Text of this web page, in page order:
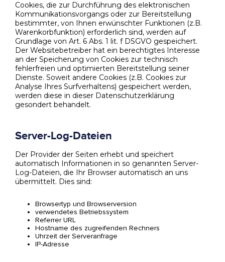
Cookies, die zur Durchführung des elektronischen
Kommunikationsvorgangs oder zur Bereitstellung
bestimmter, von Ihnen erwünschter Funktionen (z.B.
Warenkorbfunktion) erforderlich sind, werden auf
Grundlage von Art. 6 Abs. 1 lit. f DSGVO gespeichert.
Der Websitebetreiber hat ein berechtigtes Interesse
an der Speicherung von Cookies zur technisch
fehlerfreien und optimierten Bereitstellung seiner
Dienste. Soweit andere Cookies (z.B. Cookies zur
Analyse Ihres Surfverhaltens) gespeichert werden,
werden diese in dieser Datenschutzerklärung
gesondert behandelt.
Server-Log-Dateien
Der Provider der Seiten erhebt und speichert
automatisch Informationen in so genannten Server-
Log-Dateien, die Ihr Browser automatisch an uns
übermittelt. Dies sind:
Browsertyp und Browserversion
verwendetes Betriebssystem
Referrer URL
Hostname des zugreifenden Rechners
Uhrzeit der Serveranfrage
IP-Adresse